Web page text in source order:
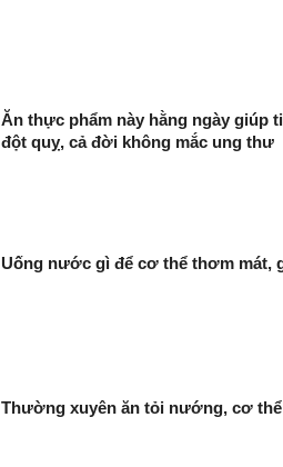
Ăn thực phẩm này hằng ngày giúp
đột quỵ, cả đời không mắc ung thư
Uống nước gì để cơ thể thơm mát,
Thường xuyên ăn tỏi nướng, cơ